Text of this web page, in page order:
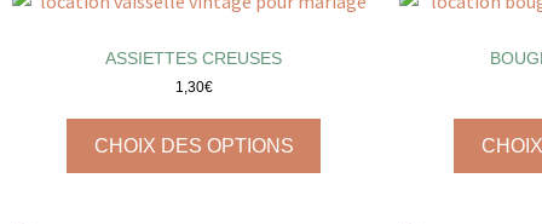
ASSIETTES CREUSES
1,30€
CHOIX DES OPTIONS